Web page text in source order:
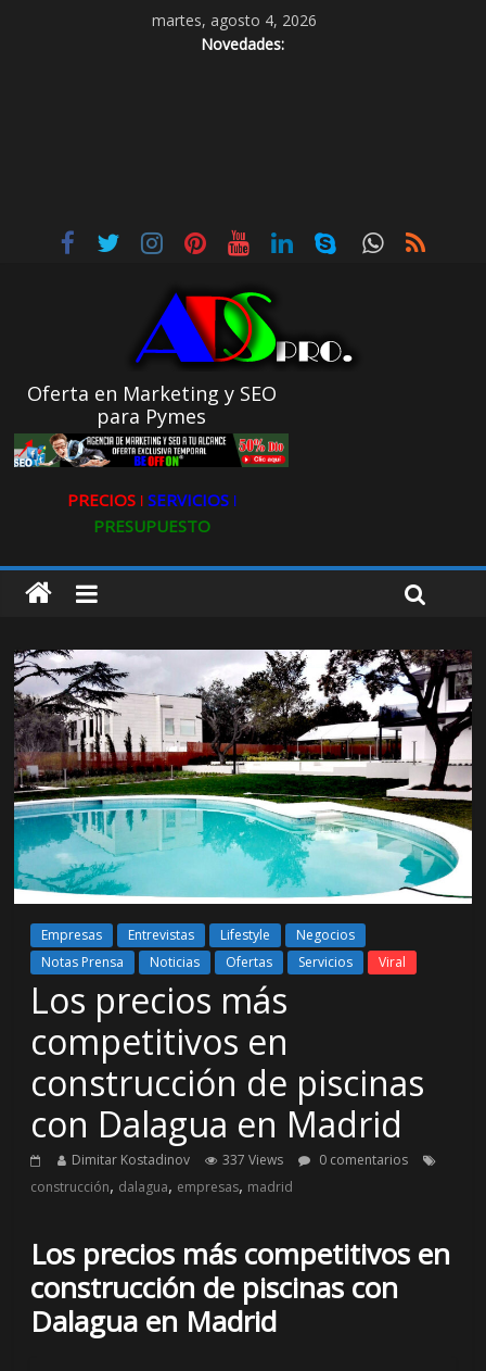
martes, agosto 4, 2026
Novedades:
Oferta en Marketing y SEO
para Pymes
PRECIOS ǀ SERVICIOS ǀ
PRESUPUESTO
Empresas Entrevistas Lifestyle
Negocios
Notas Prensa
Noticias Ofertas Servicios Viral
Los precios más
competitivos en
construcción de piscinas
con Dalagua en Madrid
Dimitar Kostadinov 337 Views
0 comentarios
construcción, dalagua, empresas, madrid
Los precios más competitivos en
construcción de piscinas con
Dalagua en Madrid